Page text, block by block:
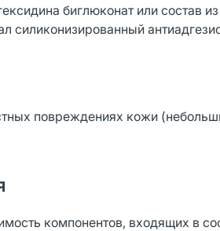
биглюконат или состав
силиконизированный
повреждениях кожи
компонентов, входящих в